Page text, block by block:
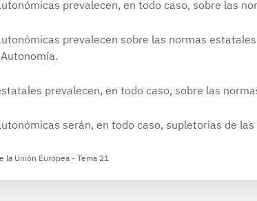
prevalecen, en todo caso, sobre las
prevalecen sobre las normas
prevalecen, en todo caso, sobre las
serán, en todo caso, supletorias de
la Unión Europea - Tema 21